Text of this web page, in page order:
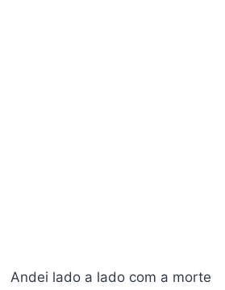
Andei lado a lado com a morte